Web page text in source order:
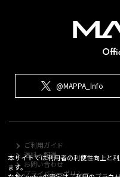
@MAPPA_Info
ご利用ガイド
送料・配送
お問い合わせ
プライバシーポリシー
本サイトでは利用者の利便性向上と
ます。